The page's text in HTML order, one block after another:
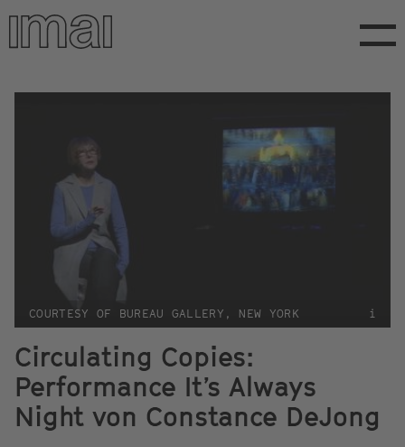
Direkt
zum
Inhalt
COURTESY OF BUREAU GALLERY, NEW YORK i
Circulating Copies:
Performance It’s Always
Night von Constance DeJong